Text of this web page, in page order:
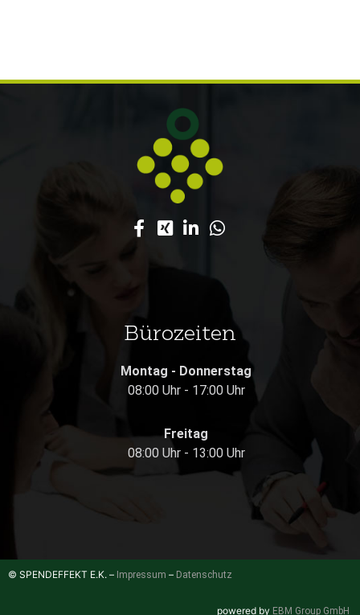
Bürozeiten
Montag - Donnerstag
08:00 Uhr - 17:00 Uhr
Freitag
08:00 Uhr - 13:00 Uhr
© SPENDEFFEKT E.K. – Impressum – Datenschutz
powered by EBM Group GmbH